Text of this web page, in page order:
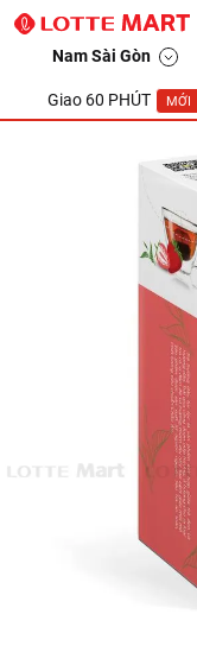
Nam Sài Gòn
Giao 60 PHÚT MỚI